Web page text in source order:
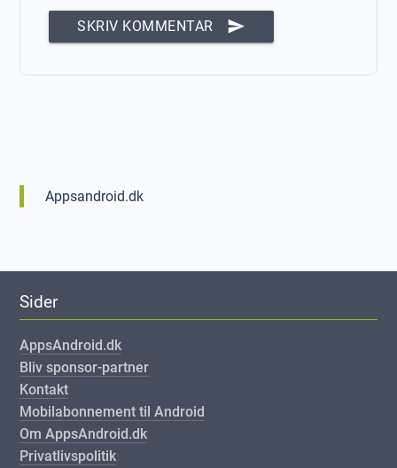
SKRIV KOMMENTAR send
Appsandroid.dk
Sider
AppsAndroid.dk
Bliv sponsor-partner
Kontakt
Mobilabonnement til Android
Om AppsAndroid.dk
Privatlivspolitik